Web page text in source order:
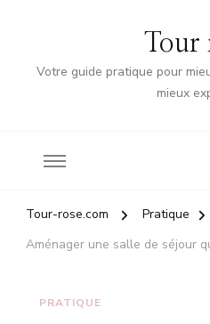
Tour
Votre guide pratique pour
mieux
Tour-rose.com
Pratique
Aménager une salle de séjour
PRATIQUE